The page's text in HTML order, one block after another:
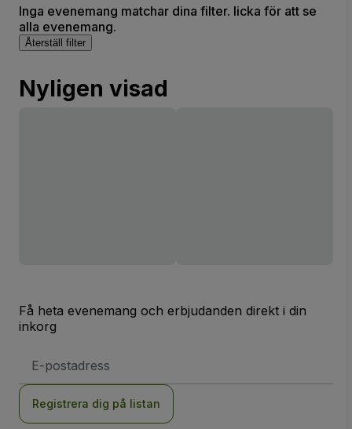
Inga evenemang matchar dina filter. licka för att se
alla evenemang.
Återställ filter
Nyligen visad
Få heta evenemang och erbjudanden direkt i din
inkorg
postadress
Registrera dig på listan